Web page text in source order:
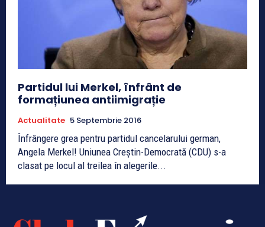
Partidul lui Merkel, înfrânt de
formațiunea antiimigrație
Actualitate 5 Septembrie 2016
Înfrângere grea pentru partidul cancelarului german,
Angela Merkel! Uniunea Creștin-Democrată (CDU) s-a
clasat pe locul al treilea în alegerile...